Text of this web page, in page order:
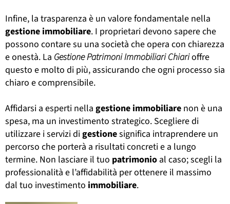
Infine, la trasparenza è un valore fondamentale nella
gestione immobiliare. I proprietari devono sapere che
possono contare su una società che opera con chiarezza
e onestà. La Gestione Patrimoni Immobiliari Chiarioffre
questo e molto di più, assicurando che ogni processo sia
chiaro e comprensibile.
Affidarsi a esperti nella gestione immobiliare non è una
spesa, ma un investimento strategico. Scegliere di
utilizzare i servizi di gestionesignifica intraprendere un
percorso che porterà a risultati concreti e a lungo
termine. Non lasciare il tuo patrimonio al caso; scegli la
professionalità e l’affidabilità per ottenere il massimo
dal tuo investimento immobiliare.